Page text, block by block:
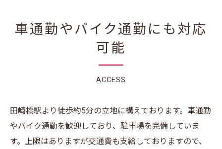
車通勤やバイク通勤にも対応
可能
ACCESS
田崎橋駅より徒歩約5分の立地に構えております。車通勤
やバイク通勤を歓迎しており、駐車場を完備していま
す。上限はありますが交通費も支給しておりますので、